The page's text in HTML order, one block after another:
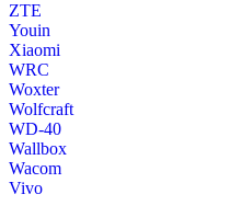
ZTE
Youin
Xiaomi
WRC
Woxter
Wolfcraft
WD-40
Wallbox
Wacom
Vivo